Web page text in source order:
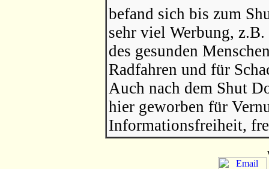
befand sich bis zum
sehr viel Werbung,
des gesunden
Radfahren und für
Auch nach dem Shut
hier geworben für
Informationsfreiheit,